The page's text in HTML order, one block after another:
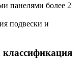
панелями более 2
подвески и